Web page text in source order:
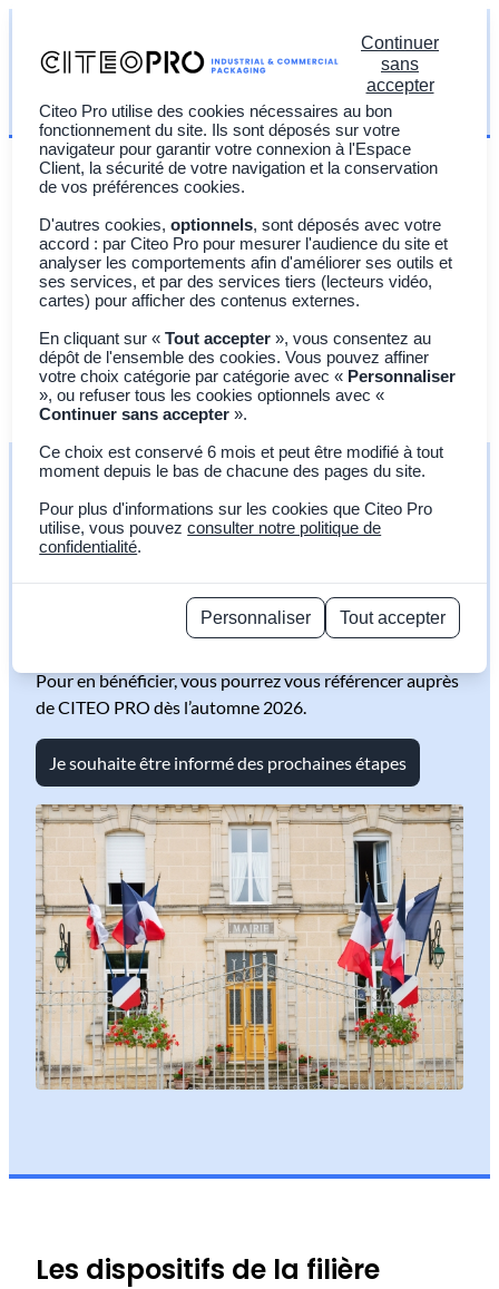
La filière des emballages professionnels est en place.
Contactez-nous à l'adresse info@citeopro.com ou par
téléphone au 0 800 00 75 00
Vous êtes ?
Actualités
Adhérer à CITEO PRO
VOUS ÊTES UNE
collectivité
V​​ous assurez la collecte, le tri ou le réemploi de déchets
d’emballages professionnels. La REP Emballages
Pour en bénéficier, vous pourrez vous référencer auprès
de CITEO PRO dès l’automne 2026.
Je souhaite être informé des prochaines étapes
Les dispositifs de la filière
Continuer
sans
accepter
Citeo Pro utilise des cookies nécessaires au bon
fonctionnement du site. Ils sont déposés sur votre
navigateur pour garantir votre connexion à l'Espace
Client, la sécurité de votre navigation et la conservation
de vos préférences cookies.
D'autres cookies,optionnels, sont déposés avec votre
accord : par Citeo Pro pour mesurer l'audience du site et
analyser les comportements afin d'améliorer ses outils et
ses services, et par des services tiers (lecteurs vidéo,
cartes) pour afficher des contenus externes.
En cliquant sur «Tout accepter », vous consentez au
dépôt de l'ensemble des cookies. Vous pouvez affiner
votre choix catégorie par catégorie avec « Personnaliser
», ou refuser tous les cookies optionnels avec «
Continuer sans accepter ».
Ce choix est conservé 6 mois et peut être modifié à tout
moment depuis le bas de chacune des pages du site.
Pour plus d'informations sur les cookies que Citeo Pro
utilise, vous pouvezconsulter notre politique de
confidentialité.
Personnaliser
Tout accepter